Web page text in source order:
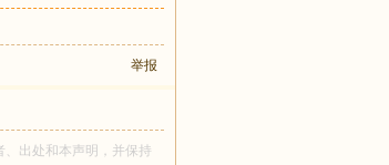
举报
出处和本声明，并保持